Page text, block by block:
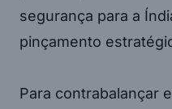
segurança para a
pinçamento
Para contrabalançar